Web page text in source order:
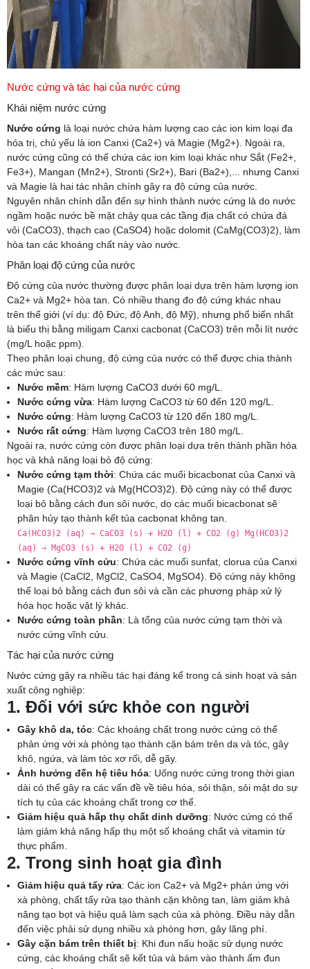
Nước cứng và tác hại của nước cứng
Khái niệm nước cứng
Nước cứng là loại nước chứa hàm lượng cao các ion kim loại đa
hóa trị, chủ yếu là ion Canxi (Ca2+) và Magie (Mg2+). Ngoài ra,
nước cứng cũng có thể chứa các ion kim loại khác như Sắt (Fe2+,
Fe3+), Mangan (Mn2+), Stronti (Sr2+), Bari (Ba2+),... nhưng Canxi
và Magie là hai tác nhân chính gây ra độ cứng của nước.
Nguyên nhân chính dẫn đến sự hình thành nước cứng là do nước
ngầm hoặc nước bề mặt chảy qua các tầng địa chất có chứa đá
vôi (CaCO3), thạch cao (CaSO4) hoặc dolomit (CaMg(CO3)2), làm
hòa tan các khoáng chất này vào nước.
Phân loại độ cứng của nước
Độ cứng của nước thường được phân loại dựa trên hàm lượng ion
Ca2+ và Mg2+ hòa tan. Có nhiều thang đo độ cứng khác nhau
trên thế giới (ví dụ: độ Đức, độ Anh, độ Mỹ), nhưng phổ biến nhất
là biểu thị bằng miligam Canxi cacbonat (CaCO3) trên mỗi lít nước
(mg/L hoặc ppm).
Theo phân loại chung, độ cứng của nước có thể được chia thành
các mức sau:
Nước mềm: Hàm lượng CaCO3 dưới 60 mg/L.
Nước cứng vừa: Hàm lượng CaCO3 từ 60 đến 120 mg/L.
Nước cứng: Hàm lượng CaCO3 từ 120 đến 180 mg/L.
Nước rất cứng: Hàm lượng CaCO3 trên 180 mg/L.
Ngoài ra, nước cứng còn được phân loại dựa trên thành phần hóa
học và khả năng loại bỏ độ cứng:
Nước cứng tạm thời: Chứa các muối bicacbonat của Canxi và
Magie (Ca(HCO3)2 và Mg(HCO3)2). Độ cứng này có thể được
loại bỏ bằng cách đun sôi nước, do các muối bicacbonat sẽ
phân hủy tạo thành kết tủa cacbonat không tan.
Ca(HCO3)2 (aq) → CaCO3 (s) + H2O (l) + CO2 (g) Mg(HCO3)2
(aq) → MgCO3 (s) + H2O (l) + CO2 (g)
Nước cứng vĩnh cửu: Chứa các muối sunfat, clorua của Canxi
và Magie (CaCl2, MgCl2, CaSO4, MgSO4). Độ cứng này không
thể loại bỏ bằng cách đun sôi và cần các phương pháp xử lý
hóa học hoặc vật lý khác.
Nước cứng toàn phần: Là tổng của nước cứng tạm thời và
nước cứng vĩnh cửu.
Tác hại của nước cứng
Nước cứng gây ra nhiều tác hại đáng kể trong cả sinh hoạt và sản
xuất công nghiệp:
1. Đối với sức khỏe con người
Gây khô da, tóc: Các khoáng chất trong nước cứng có thể
phản ứng với xà phòng tạo thành cặn bám trên da và tóc, gây
khô, ngứa, và làm tóc xơ rối, dễ gãy.
Ảnh hưởng đến hệ tiêu hóa: Uống nước cứng trong thời gian
dài có thể gây ra các vấn đề về tiêu hóa, sỏi thận, sỏi mật do sự
tích tụ của các khoáng chất trong cơ thể.
Giảm hiệu quả hấp thụ chất dinh dưỡng: Nước cứng có thể
làm giảm khả năng hấp thụ một số khoáng chất và vitamin từ
thực phẩm.
2. Trong sinh hoạt gia đình
Giảm hiệu quả tẩy rửa: Các ion Ca2+ và Mg2+ phản ứng với
xà phòng, chất tẩy rửa tạo thành cặn không tan, làm giảm khả
năng tạo bọt và hiệu quả làm sạch của xà phòng. Điều này dẫn
đến việc phải sử dụng nhiều xà phòng hơn, gây lãng phí.
Gây cặn bám trên thiết bị: Khi đun nấu hoặc sử dụng nước
cứng, các khoáng chất sẽ kết tủa và bám vào thành ấm đun